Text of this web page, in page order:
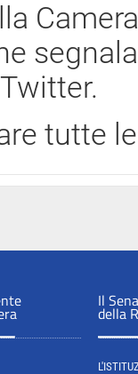
tutte
Il
della